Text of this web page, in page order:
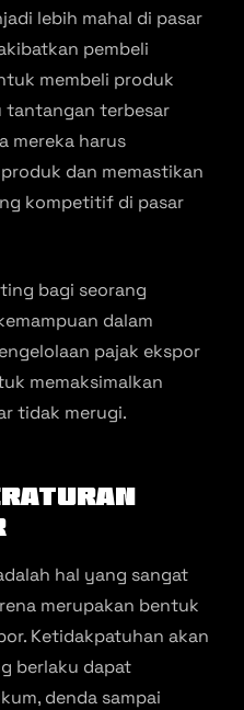
lebih mahal di pasar
pembeli
membeli produk
tantangan terbesar
mereka harus
dan memastikan
kompetitif di pasar
bagi seorang
dalam
pajak ekspor
memaksimalkan
tidak merugi.
hal yang sangat
merupakan bentuk
Ketidakpatuhan akan
berlaku dapat
denda sampai